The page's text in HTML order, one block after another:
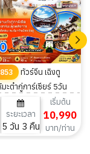
ทัวร์จีน เฉิงตู
ะต๋ากู่การ์เซียร์ 5วัน
ระยะเวลา
5 วัน 3 คืน
เริ่มต้น
10,990
บาท/ท่าน